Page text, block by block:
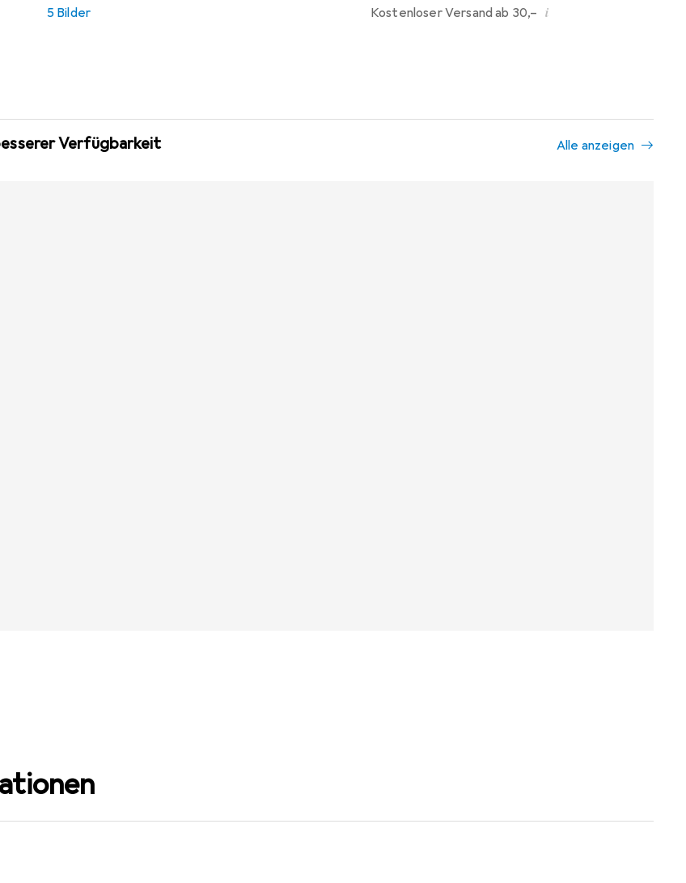
5 Bilder Kostenloser Versand ab 30,– i
Verfügbarkeit Alle anzeigen